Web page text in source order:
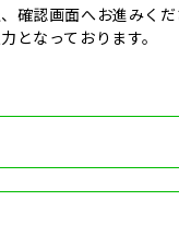
店舗・
ニュース
トピッ
確認画面へお進みくだ
となっております。